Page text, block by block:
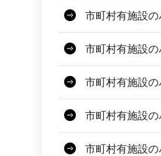
市町村有施設
市町村有施設
市町村有施設
市町村有施設
市町村有施設